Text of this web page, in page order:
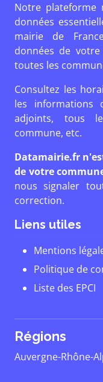
Notre plateforme
données
mairie de
données de
toutes les
Consultez les
les informations
adjoints, tous
commune, etc.
Datamairie.fr
de votre
nous signaler
correction.
Liens utiles
Mentions
Politique de
Liste des EPCI
Régions
Auvergne-Rhône-